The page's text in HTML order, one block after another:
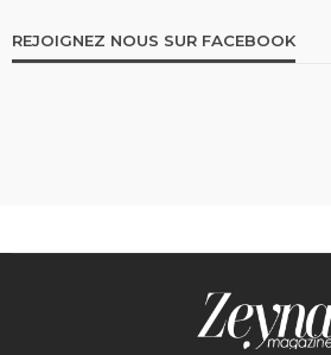
REJOIGNEZ NOUS SUR FACEBOOK